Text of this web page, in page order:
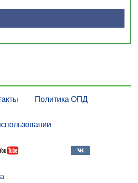
Политика ОПД